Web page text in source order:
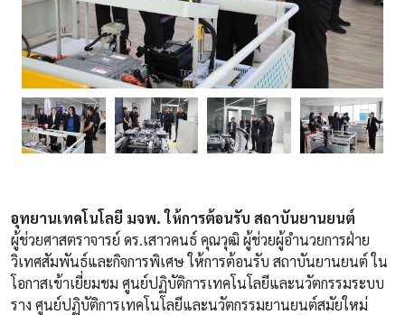
อุทยานเทคโนโลยี มจพ. ให้การต้อนรับ สถาบันยานยนต์
ผู้ช่วยศาสตราจารย์ ดร.เสาวคนธ์ คุณวุฒิ ผู้ช่วยผู้อำนวยการฝ่าย
วิเทศสัมพันธ์และกิจการพิเศษ ให้การต้อนรับ สถาบันยานยนต์ ใน
โอกาสเข้าเยี่ยมชม ศูนย์ปฏิบัติการเทคโนโลยีและนวัตกรรมระบบ
ราง ศูนย์ปฏิบัติการเทคโนโลยีและนวัตกรรมยานยนต์สมัยใหม่